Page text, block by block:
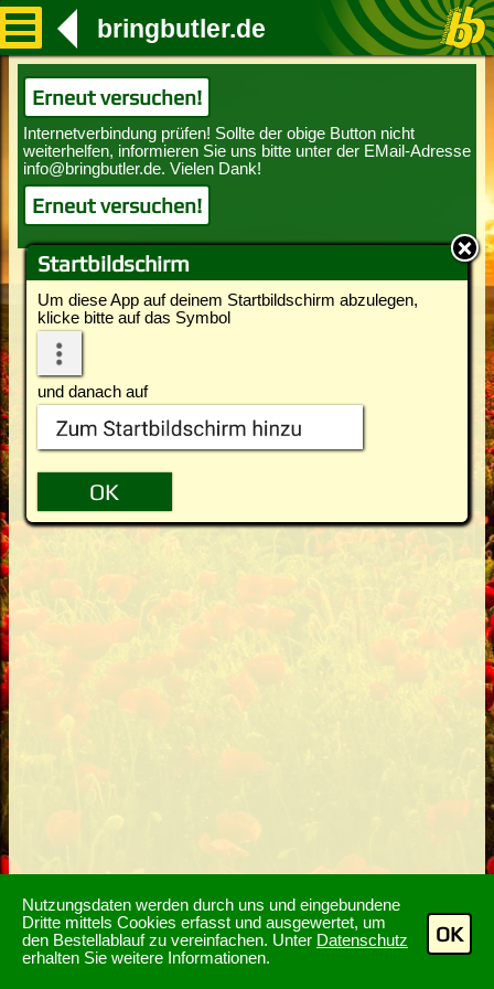
Nutzungsdaten werden durch uns und eingebundene
Dritte mittels Cookies erfasst und ausgewertet, um
den Bestellablauf zu vereinfachen. Unter Datenschutz
erhalten Sie weitere Informationen.
OK
Startbildschirm
Um diese App auf deinem Startbildschirm abzulegen,
klicke bitte auf das Symbol
und danach auf
bringbutler.de
Erneut versuchen!
Erneut versuchen!